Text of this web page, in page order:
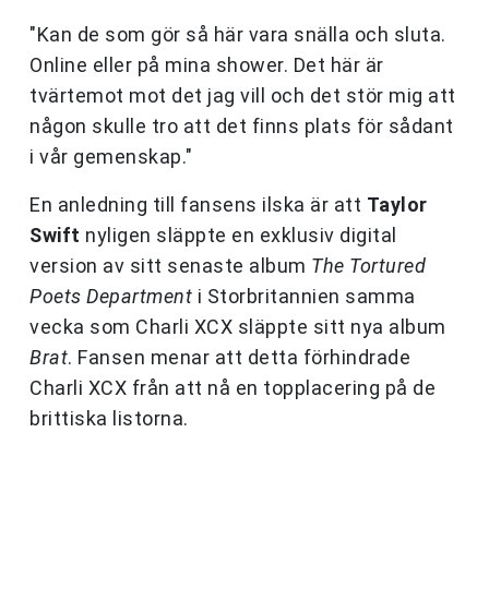
"Kan de som gör så här vara snälla och sluta.
Online eller på mina shower. Det här är
tvärtemot mot det jag vill och det stör mig att
någon skulle tro att det finns plats för sådant
i vår gemenskap."
En anledning till fansens ilska är att Taylor
Swift nyligen släppte en exklusiv digital
version av sitt senaste album The Tortured
Poets Department i Storbritannien samma
vecka som Charli XCX släppte sitt nya album
Brat. Fansen menar att detta förhindrade
Charli XCX från att nå en topplacering på de
brittiska listorna.